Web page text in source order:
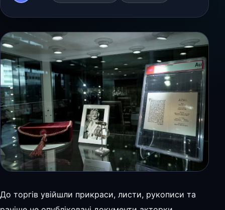
документи, що…
До торгів увійшли прикраси, листи, рукописи та